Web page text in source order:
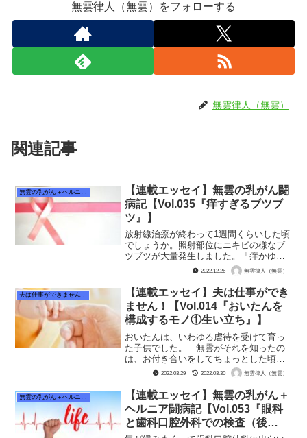
無雲律人（無雲）をフォローする
無雲律人（無雲）
関連記事
無雲の乳がん＋ヘルニア闘病記
【連載エッセイ】無雲の乳がん闘
病記【Vol.035『痒すぎるブツブ
ツ』】
放射線治療が終わって1週間くらいした頃
でしょうか。照射部位にニキビの様なブ
ツブツが大量発生しました。「痒かゆ
い！！ 痒すぎる！！！」 かきむしる
のを我慢できないくらの痒みが襲いま
す。 処方されている保湿剤と痒み止め
をぬると若干効く気がしまし...
2022.12.26 無雲律人（無雲）
夫は仕事ができません！
【連載エッセイ】夫は仕事ができ
ません！【Vol.014『おいたんを
構成するモノ①生い立ち』】
おいたんは、いわゆる虐待を受けて育っ
た子供でした。 無雲がそれを知ったの
は、お付き合いをしてちょっとした頃で
しょうか。「うちの両親はさ、何かって
な」 おいたんもその当時無雲と同じ精
神科病院に通っていて、元...
2022.03.29 2022.03.30 無雲律人（無雲）
【連載エッセイ】無雲の乳がん＋
ヘルニア闘病記【Vol.053『眼科
と歯科口腔外科での検査（後